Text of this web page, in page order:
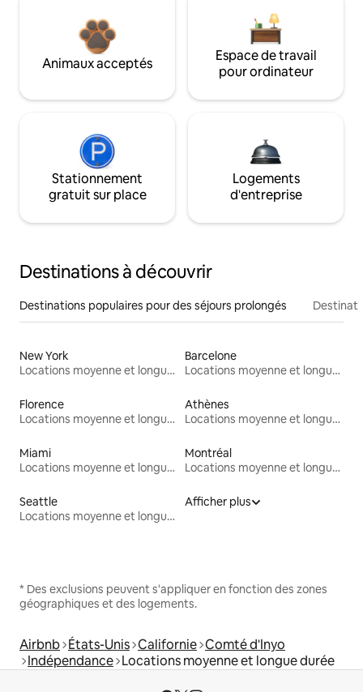
Animaux acceptés
Espace de travail
pour ordinateur
Stationnement
gratuit sur place
Logements
d'entreprise
Destinations à découvrir
Destinations populaires pour des séjours prolongés
New York
Locations moyenne et longue durée
Barcelone
Locations moyenne et longue durée
Florence
Locations moyenne et longue durée
Athènes
Locations moyenne et longue durée
Miami
Locations moyenne et longue durée
Montréal
Locations moyenne et longue durée
Seattle
Locations moyenne et longue durée
Afficher plus
* Des exclusions peuvent s'appliquer en fonction des zones
géographiques et des logements.
Airbnb États-Unis Californie Comté d'Inyo
Indépendance Locations moyenne et longue durée